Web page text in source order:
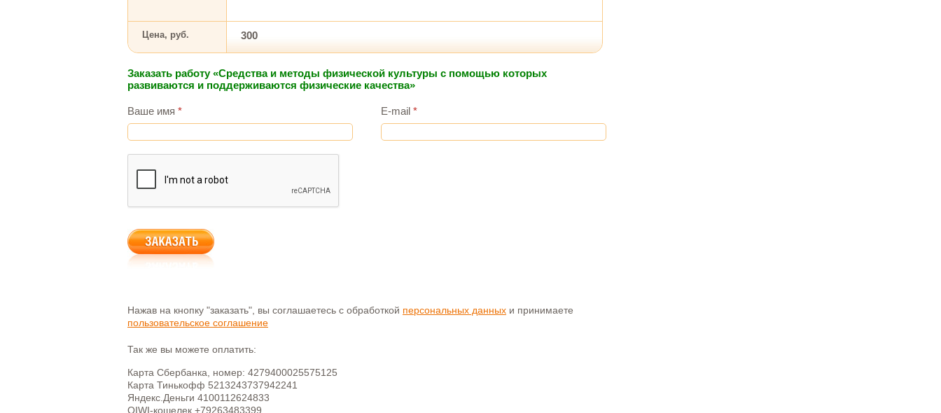
Цена, руб. 300
Заказать работу «Средства и методы физической культуры с помощью которых
развиваются и поддерживаются физические качества»
Ваше имя * E-mail *
Нажав на кнопку "заказать", вы соглашаетесь с обработкой персональных данных и принимаете
пользовательское соглашение
Так же вы можете оплатить:
Карта Сбербанка, номер: 4279400025575125
Карта Тинькофф 5213243737942241
Яндекс.Деньги 4100112624833
QIWI-кошелек +79263483399